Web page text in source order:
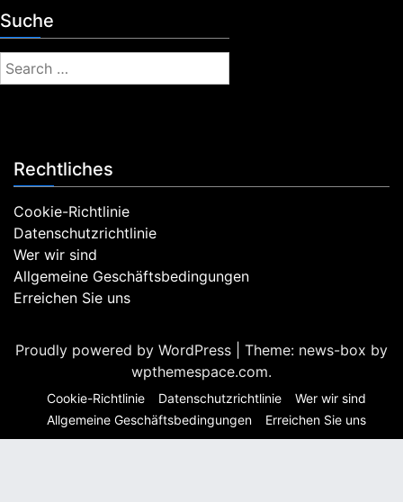
Suche
S
e
Rechtliches
Cookie-Richtlinie
Datenschutzrichtlinie
Wer wir sind
Allgemeine Geschäftsbedingungen
Erreichen Sie uns
Proudly powered by WordPress
Theme: news-box by
wpthemespace.com.
Cookie-Richtlinie Datenschutzrichtlinie
Wer wir sind
Allgemeine Geschäftsbedingungen
Erreichen Sie uns